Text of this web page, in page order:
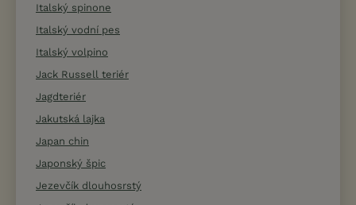
Italský spinone
Italský vodní pes
Italský volpino
Jack Russell teriér
Jagdteriér
Jakutská lajka
Japan chin
Japonský špic
Jezevčík dlouhosrstý